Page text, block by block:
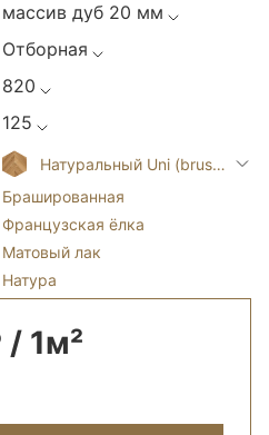
массив дуб 20 мм
Отборная
820
125
Натуральный Uni (brushed)
Брашированная
Французская ёлка
Матовый лак
Натура
1м²